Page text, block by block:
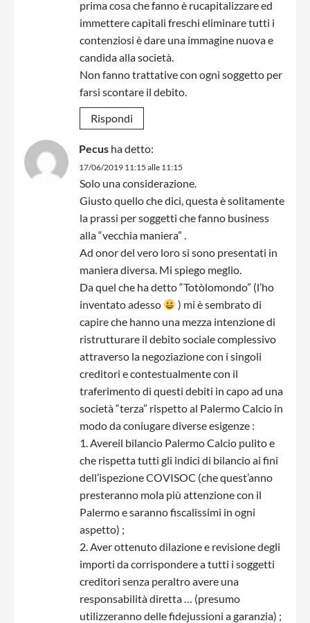
prima cosa che fanno è rucapitalizzare ed
immettere capitali freschi eliminare tutti i
contenziosi è dare una immagine nuova e
candida alla società.
Non fanno trattative con ogni soggetto per
farsi scontare il debito.
Rispondi
Pecus ha detto:
17/06/2019 11:15 alle 11:15
Solo una considerazione.
Giusto quello che dici, questa è solitamente
la prassi per soggetti che fanno business
alla “vecchia maniera” .
Ad onor del vero loro si sono presentati in
maniera diversa. Mi spiego meglio.
Da quel che ha detto “Totòlomondo” (l’ho
inventato adesso
) mi è sembrato di
capire che hanno una mezza intenzione di
ristrutturare il debito sociale complessivo
attraverso la negoziazione con i singoli
creditori e contestualmente con il
traferimento di questi debiti in capo ad una
società “terza” rispetto al Palermo Calcio in
modo da coniugare diverse esigenze :
1. Avereil bilancio Palermo Calcio pulito e
che rispetta tutti gli indici di bilancio ai fini
dell’ispezione COVISOC (che quest’anno
presteranno mola più attenzione con il
Palermo e saranno fiscalissimi in ogni
aspetto) ;
2. Aver ottenuto dilazione e revisione degli
importi da corrispondere a tutti i soggetti
creditori senza peraltro avere una
responsabilità diretta … (presumo
utilizzeranno delle fidejussioni a garanzia) ;